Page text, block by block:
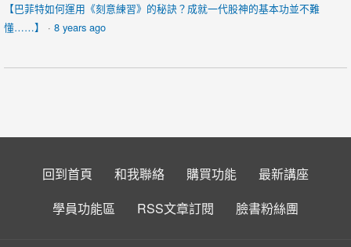
【巴菲特如何運用《刻意練習》的秘訣？成就一代股神的基本功並不難
懂……】
· 8 years ago
回到首頁 和我聯絡 購買功能
最新講座
學員功能區
RSS文章訂閱 臉書粉絲團